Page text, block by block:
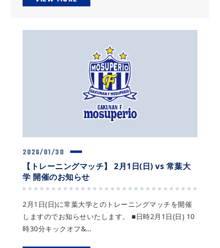
2026/01/30
【トレーニングマッチ】 2月1日(日) vs 常葉大
学 開催のお知らせ
2月1日(日)に常葉大学とのトレーニングマッチを開催
しますのでお知らせいたします。 ■日時2月1日(日) 10
時30分キックオフ&…